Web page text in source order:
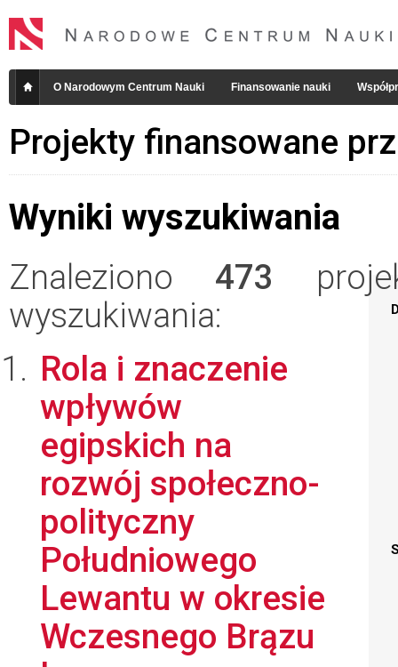
O Narodowym Centrum Nauki Finansowanie nauki
Projekty finansowane
Wyniki wyszukiwania
Znaleziono 473
wyszukiwania:
Rola i znaczenie
wpływów
egipskich na
rozwój społeczno-
polityczny
Południowego
Lewantu w okresie
Wczesnego Brązu